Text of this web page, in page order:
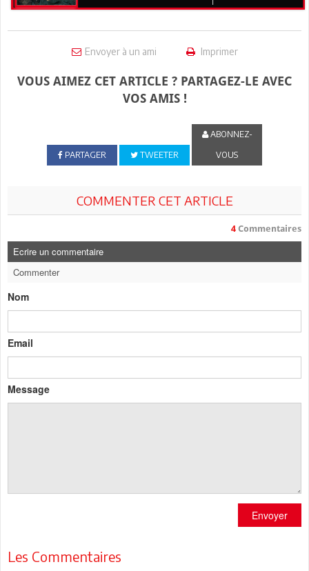
Envoyer à un ami Imprimer
VOUS AIMEZ CET ARTICLE ? PARTAGEZ-LE AVEC
VOS AMIS !
PARTAGER TWEETER
ABONNEZ-
VOUS
COMMENTER CET ARTICLE
4 Commentaires
Ecrire un commentaire
Commenter
Nom
Email
Message
Envoyer
Les Commentaires